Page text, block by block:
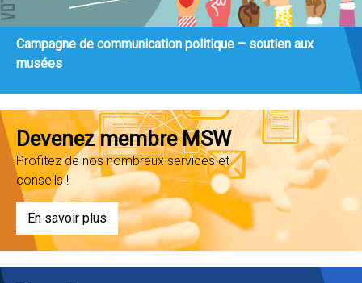
Campagne de communication politique – soutien aux
musées
Devenez membre MSW
Profitez de nos nombreux services et
conseils !
En savoir plus